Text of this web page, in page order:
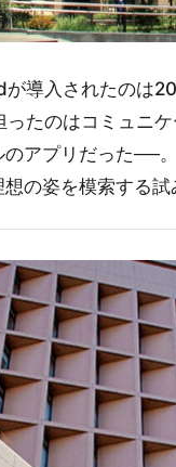
導入されたのは
たのはコミュニ
アプリだった──
の姿を模索する試